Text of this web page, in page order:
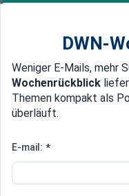
Newsticker MEIN
Edelmetalle
Nach Stresstest
Bank-Aktien
deutlichen
DWN-
Weniger E-Mails, mehr
Wochenrückblick
Themen kompakt als
überläuft.
E-mail: *